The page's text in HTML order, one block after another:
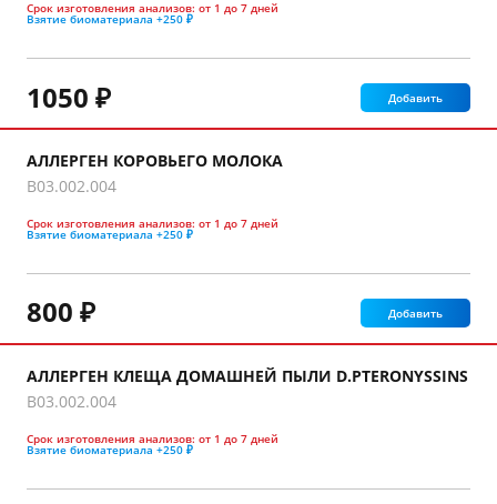
Срок изготовления анализов: от 1 до 7 дней
Взятие биоматериала +250 ₽
1050 ₽ Добавить
АЛЛЕРГЕН КОРОВЬЕГО МОЛОКА
B03.002.004
Срок изготовления анализов: от 1 до 7 дней
Взятие биоматериала +250 ₽
800 ₽ Добавить
АЛЛЕРГЕН КЛЕЩА ДОМАШНЕЙ ПЫЛИ D.PTERONYSSINS
B03.002.004
Срок изготовления анализов: от 1 до 7 дней
Взятие биоматериала +250 ₽